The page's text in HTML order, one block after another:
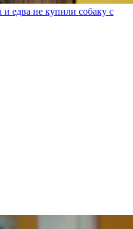
едва не купили собаку с